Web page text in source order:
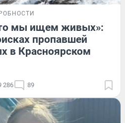
мы ищем живых»:
пропавшей
в Красноярском
286 89